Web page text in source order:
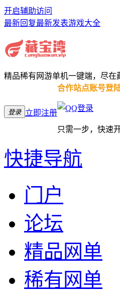
开启辅助访问
最新回复最新发表游戏大全
精品稀有网游单机一键端，尽
登录 立即注册
合作站点账号登
只需一步，快速
快捷导航
门户
论坛
精品网单
稀有网单